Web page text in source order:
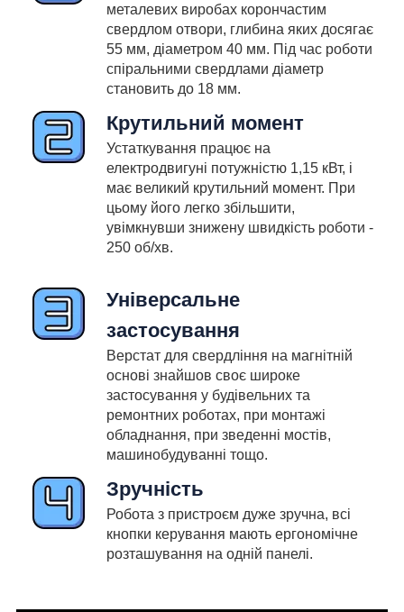
металевих виробах корончастим
свердлом отвори, глибина яких досягає
55 мм, діаметром 40 мм. Під час роботи
спіральними свердлами діаметр
становить до 18 мм.
Крутильний момент
Устаткування працює на
електродвигуні потужністю 1,15 кВт, і
має великий крутильний момент. При
цьому його легко збільшити,
увімкнувши знижену швидкість роботи -
250 об/хв.
Універсальне
застосування
Верстат для свердління на магнітній
основі знайшов своє широке
застосування у будівельних та
ремонтних роботах, при монтажі
обладнання, при зведенні мостів,
машинобудуванні тощо.
Зручність
Робота з пристроєм дуже зручна, всі
кнопки керування мають ергономічне
розташування на одній панелі.